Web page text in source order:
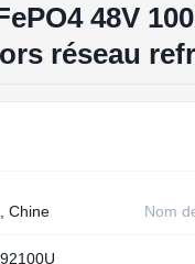
48V
réseau
Chine Nom